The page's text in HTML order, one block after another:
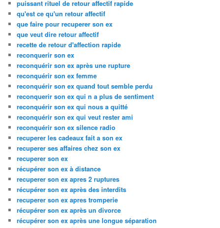
puissant rituel de retour affectif rapide
qu'est ce qu'un retour affectif
que faire pour recuperer son ex
que veut dire retour affectif
recette de retour d'affection rapide
reconquerir son ex
reconquérir son ex après une rupture
reconquérir son ex femme
reconquérir son ex quand tout semble perdu
reconquerir son ex qui n a plus de sentiment
reconquérir son ex qui nous a quitté
reconquérir son ex qui veut rester ami
reconquérir son ex silence radio
recuperer les cadeaux fait a son ex
recuperer ses affaires chez son ex
recuperer son ex
récupérer son ex à distance
recuperer son ex apres 2 ruptures
récupérer son ex après des interdits
recuperer son ex apres tromperie
récupérer son ex après un divorce
récupérer son ex après une longue séparation